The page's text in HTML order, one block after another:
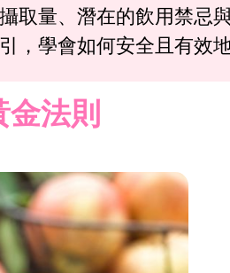
取量、潛在的飲用禁忌
學會如何安全且有效
法則